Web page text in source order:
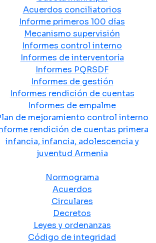
Acuerdos conciliatorios
Informe primeros 100 días
Mecanismo supervisión
Informes control interno
Informes de interventoría
Informes PQRSDF
Informes de gestión
Informes rendición de cuentas
Informes de empalme
de mejoramiento control interno
rendición de cuentas primera
infancia, infancia, adolescencia y
juventud Armenia
Normograma
Acuerdos
Circulares
Decretos
Leyes y ordenanzas
Código de integridad